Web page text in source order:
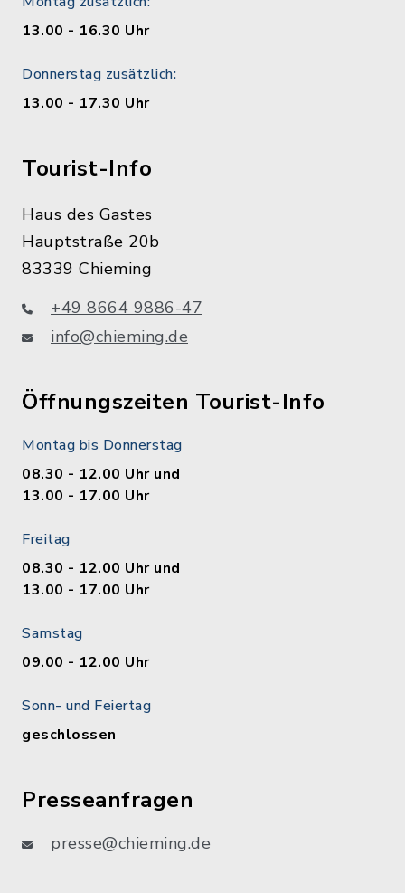
13.00 - 16.30 Uhr
Donnerstag zusätzlich:
13.00 - 17.30 Uhr
Tourist-Info
Haus des Gastes
Hauptstraße 20b
83339 Chieming
+49 8664 9886-47
info@chieming.de
Öffnungszeiten Tourist-Info
Montag bis Donnerstag
08.30 - 12.00 Uhr und
13.00 - 17.00 Uhr
Freitag
08.30 - 12.00 Uhr und
13.00 - 17.00 Uhr
Samstag
09.00 - 12.00 Uhr
Sonn- und Feiertag
geschlossen
Presseanfragen
presse@chieming.de